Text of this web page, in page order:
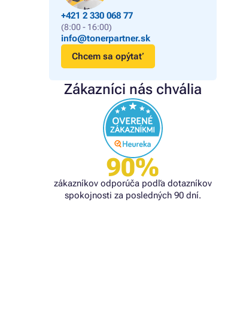
+421 2 330 068 77
(8:00 - 16:00)
info@tonerpartner.sk
Chcem sa opýtať
Zákazníci nás chvália
90%
zákazníkov odporúča podľa dotazníkov
spokojnosti za posledných 90 dní.